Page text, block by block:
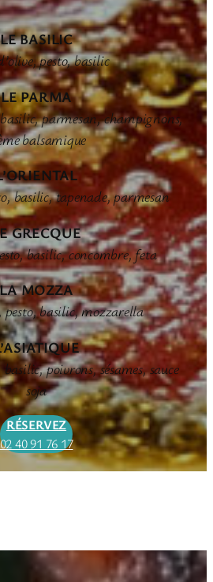
LE BASILIC
pesto, basilic
LE PARMA
parmesan, champignons,
balsamique
basilic, tapenade, parmesan
GRECQUE
basilic, concombre, feta
LA MOZZA
pesto, basilic, mozzarella
poivrons, sésames, sauce
soja
RÉSERVEZ
02 40 91 76 17